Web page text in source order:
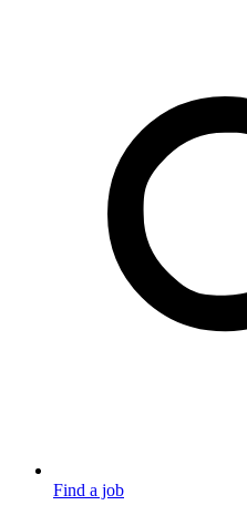
Find a job